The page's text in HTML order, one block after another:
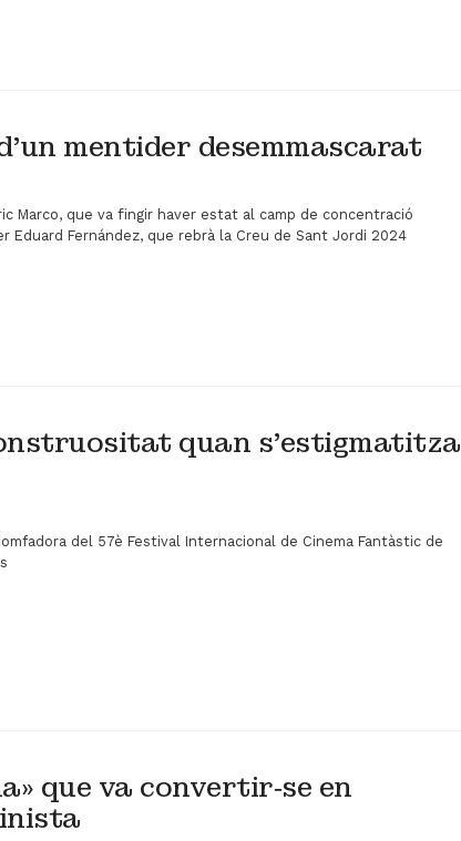
mentider desemmascarat
Marco, que va fingir haver estat al camp de concentració
Eduard Fernández, que rebrà la Creu de Sant Jordi 2024
quan s'estigmatitza
del 57è Festival Internacional de Cinema Fantàstic de
que va convertir‑se en